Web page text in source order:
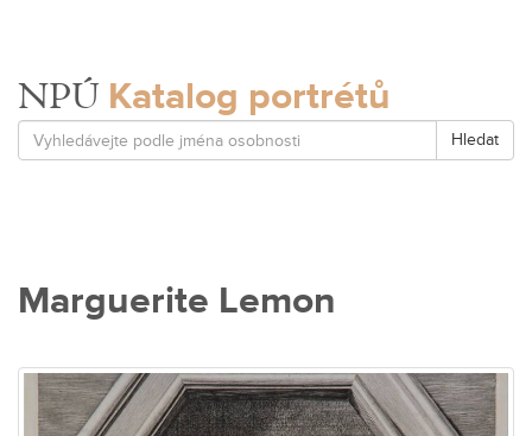
NPÚ Katalog portrétů
Hledat
Marguerite Lemon